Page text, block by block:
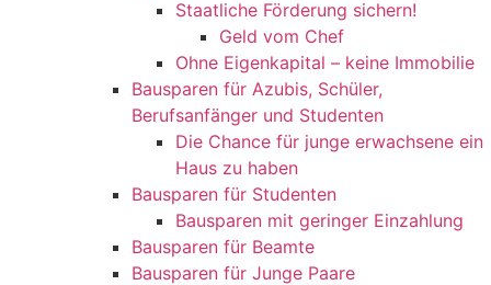
Staatliche Förderung sichern!
Geld vom Chef
Ohne Eigenkapital – keine Immobilie
Bausparen für Azubis, Schüler,
Berufsanfänger und Studenten
Die Chance für junge erwachsene ein
Haus zu haben
Bausparen für Studenten
Bausparen mit geringer Einzahlung
Bausparen für Beamte
Bausparen für Junge Paare